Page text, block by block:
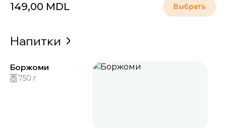
149,00 MDL Выбрать
Напитки
Боржоми
750 г